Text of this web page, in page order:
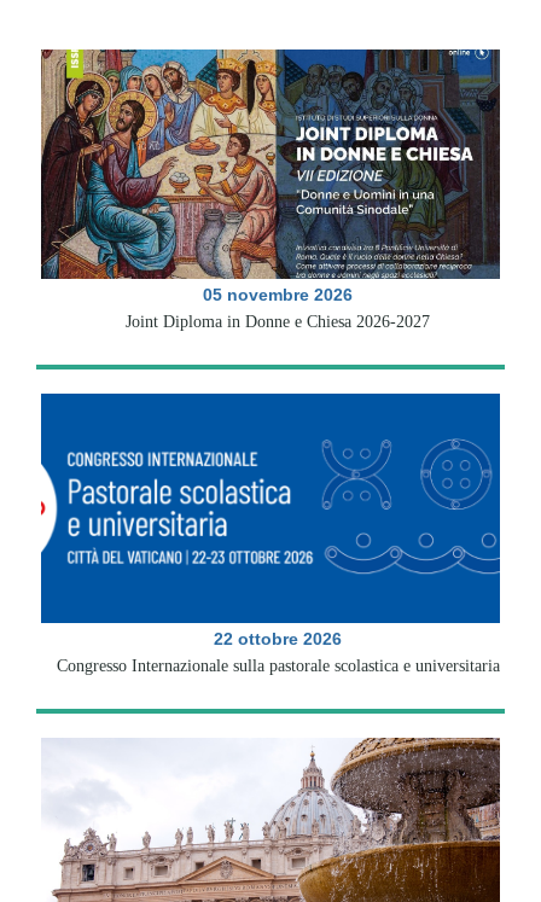
05 novembre 2026
Joint Diploma in Donne e Chiesa 2026-2027
22 ottobre 2026
Congresso Internazionale sulla pastorale scolastica e universitaria